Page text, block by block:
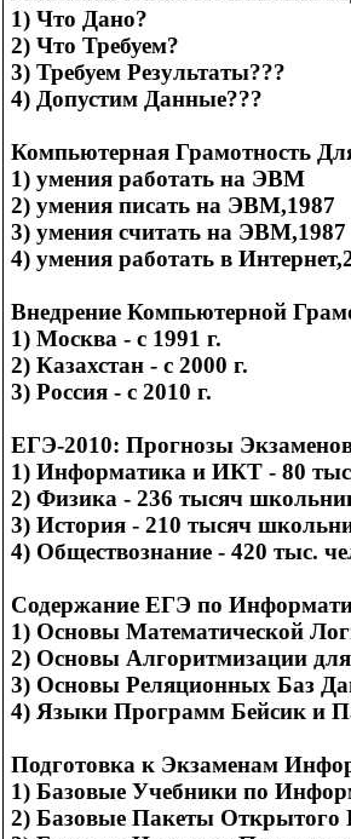
1) Что Дано?
2) Что Требуем?
3) Требуем Результаты???
4) Допустим Данные???
Компьютерная Грамотность
1) умения работать на ЭВМ
2) умения писать на ЭВМ,1987
3) умения считать на ЭВМ,1987
4) умения работать в
Внедрение Компьютерной
1) Москва - с 1991 г.
2) Казахстан - с 2000 г.
3) Россия - с 2010 г.
ЕГЭ-2010: Прогнозы
1) Информатика и ИКТ - 80
2) Физика - 236 тысяч
3) История - 210 тысяч
4) Обществознание - 420 тыс.
Содержание ЕГЭ по
1) Основы Математической
2) Основы Алгоритмизации
3) Основы Реляционных Баз
4) Языки Программ Бейсик и
Подготовка к Экзаменам
1) Базовые Учебники по
2) Базовые Пакеты